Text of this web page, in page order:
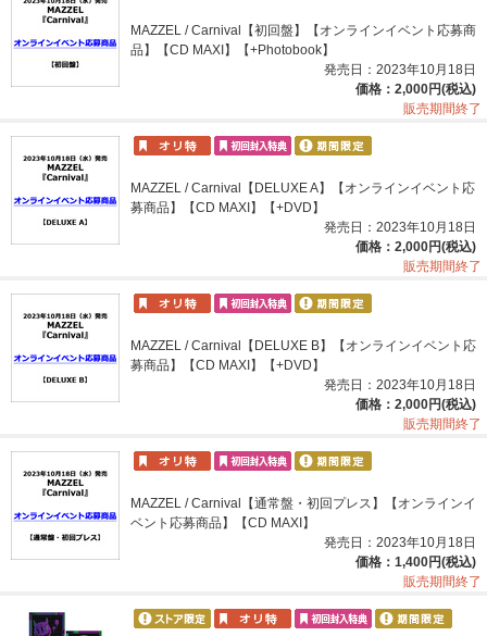
MAZZEL / Carnival【初回盤】【オンラインイベント応募商
品】【CD MAXI】【+Photobook】
発売日：2023年10月18日
価格：2,000円(税込)
販売期間終了
MAZZEL / Carnival【DELUXE A】【オンラインイベント応
募商品】【CD MAXI】【+DVD】
発売日：2023年10月18日
価格：2,000円(税込)
販売期間終了
MAZZEL / Carnival【DELUXE B】【オンラインイベント応
募商品】【CD MAXI】【+DVD】
発売日：2023年10月18日
価格：2,000円(税込)
販売期間終了
MAZZEL / Carnival【通常盤・初回プレス】【オンラインイ
ベント応募商品】【CD MAXI】
発売日：2023年10月18日
価格：1,400円(税込)
販売期間終了